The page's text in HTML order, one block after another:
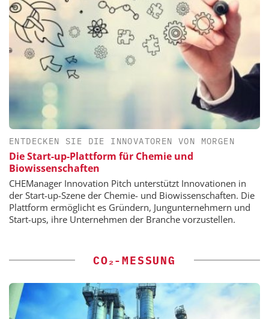
ENTDECKEN SIE DIE INNOVATOREN VON MORGEN
Die Start-up-Plattform für Chemie und
Biowissenschaften
CHEManager Innovation Pitch unterstützt Innovationen in
der Start-up-Szene der Chemie- und Biowissenschaften. Die
Plattform ermöglicht es Gründern, Jungunternehmern und
Start-ups, ihre Unternehmen der Branche vorzustellen.
CO₂-MESSUNG